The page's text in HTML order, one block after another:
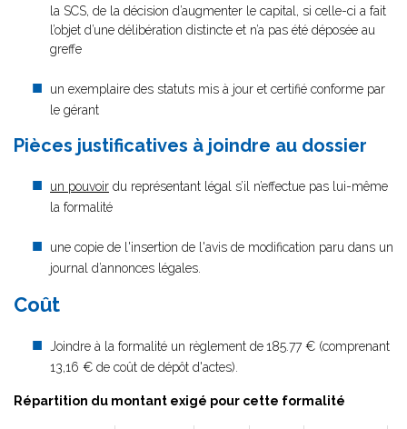
la SCS, de la décision d’augmenter le capital, si celle-ci a fait
l’objet d’une délibération distincte et n’a pas été déposée au
greffe
un exemplaire des statuts mis à jour et certifié conforme par
le gérant
Pièces justificatives à joindre au dossier
un pouvoir du représentant légal s’il n’effectue pas lui-même
la formalité
une copie de l'insertion de l'avis de modification paru dans un
journal d’annonces légales.
Coût
Joindre à la formalité un règlement de185.77 € (comprenant
13,16 € de coût de dépôt d'actes).
Répartition du montant exigé pour cette formalité